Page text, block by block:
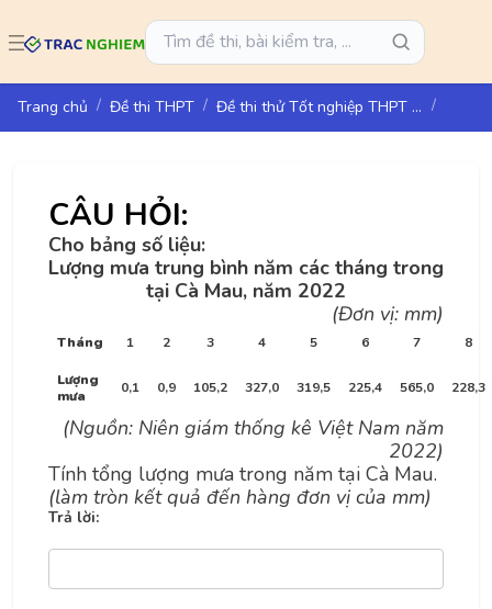
Trang chủ Đề thi THPT Đề thi thử Tốt nghiệp THPT năm 2025 môn Địa lí Sở GD&ĐT Thừa Thiên Huế
CÂU HỎI:
Cho bảng số liệu:
Lượng mưa trung bình năm các tháng trong
tại Cà Mau, năm 2022
(Đơn vị: mm)
Tháng 1 2 3 4 5 6 7 8
Lượng
mưa
0,1 0,9 105,2 327,0 319,5 225,4 565,0 228,3
(Nguồn: Niên giám thống kê Việt Nam năm
2022)
Tính tổng lượng mưa trong năm tại Cà Mau.
(làm tròn kết quả đến hàng đơn vị của mm)
Trả lời: